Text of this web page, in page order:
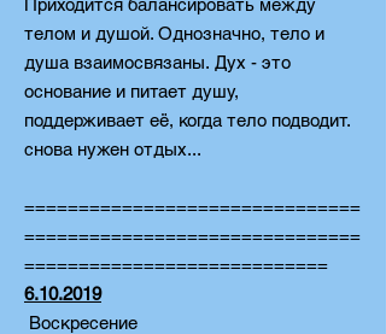
Приходится балансировать между
телом и душой. Однозначно, тело и
душа взаимосвязаны. Дух - это
основание и питает душу,
поддерживает её, когда тело подводит.
снова нужен отдых...
===============================
===============================
============================
6.10.2019
Воскресение